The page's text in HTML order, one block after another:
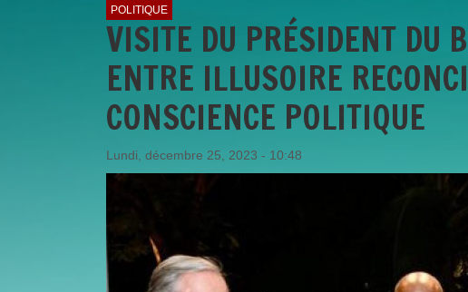
POLITIQUE
VISITE DU PRÉSIDENT DU
ENTRE ILLUSOIRE
CONSCIENCE POLITIQUE
Lundi, décembre 25, 2023 - 10:48